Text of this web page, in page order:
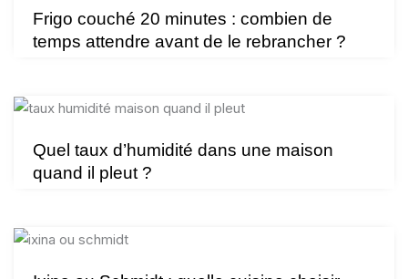
Frigo couché 20 minutes : combien de
temps attendre avant de le rebrancher ?
Quel taux d’humidité dans une maison
quand il pleut ?